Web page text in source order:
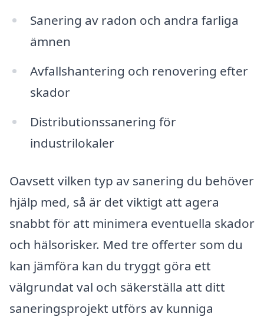
Sanering av radon och andra farliga
ämnen
Avfallshantering och renovering efter
skador
Distributionssanering för
industrilokaler
Oavsett vilken typ av sanering du behöver
hjälp med, så är det viktigt att agera
snabbt för att minimera eventuella skador
och hälsorisker. Med tre offerter som du
kan jämföra kan du tryggt göra ett
välgrundat val och säkerställa att ditt
saneringsprojekt utförs av kunniga